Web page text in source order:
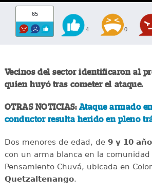
65
4 0
Vecinos del sector identificaron al
quien huyó tras cometer el ataque.
OTRAS NOTICIAS:Ataque armado
conductor resulta herido en pleno
Dos menores de edad, de 9 y 10
con un arma blanca en la comunidad
Pensamiento Chuvá, ubicada en
Quetzaltenango.